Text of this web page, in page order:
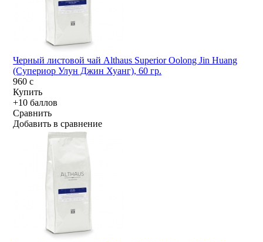
Черный листовой чай Althaus Superior Oolong Jin Huang
(Супериор Улун Джин Хуанг), 60 гр.
960c
Купить
+10 баллов
Сравнить
Добавить в сравнение